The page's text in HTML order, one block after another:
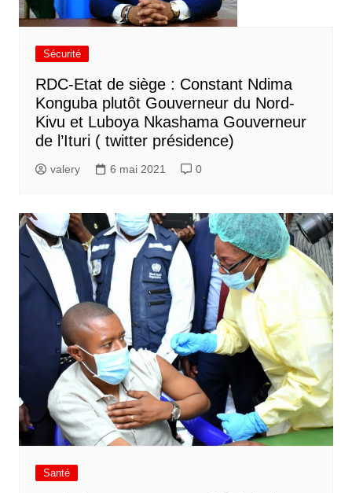
Sécurité
RDC-Etat de siège : Constant Ndima
Konguba plutôt Gouverneur du Nord-
Kivu et Luboya Nkashama Gouverneur
de l’Ituri ( twitter présidence)
valery 6 mai 2021 0
Santé